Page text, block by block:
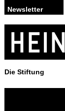
Die Stiftung